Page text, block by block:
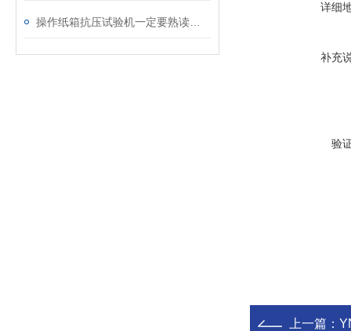
详细
补充
验
上一篇：